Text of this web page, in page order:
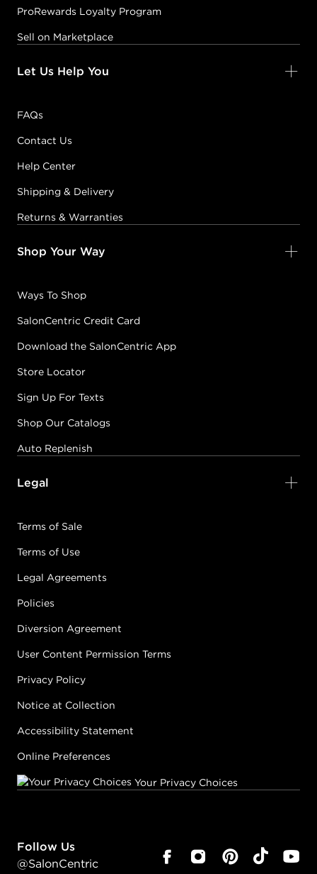
ProRewards Loyalty Program
Sell on Marketplace
Let Us Help You
FAQs
Contact Us
Help Center
Shipping & Delivery
Returns & Warranties
Shop Your Way
Ways To Shop
SalonCentric Credit Card
Download the SalonCentric App
Store Locator
Sign Up For Texts
Shop Our Catalogs
Auto Replenish
Legal
Terms of Sale
Terms of Use
Legal Agreements
Policies
Diversion Agreement
User Content Permission Terms
Privacy Policy
Notice at Collection
Accessibility Statement
Online Preferences
Your Privacy Choices
Follow Us
@SalonCentric